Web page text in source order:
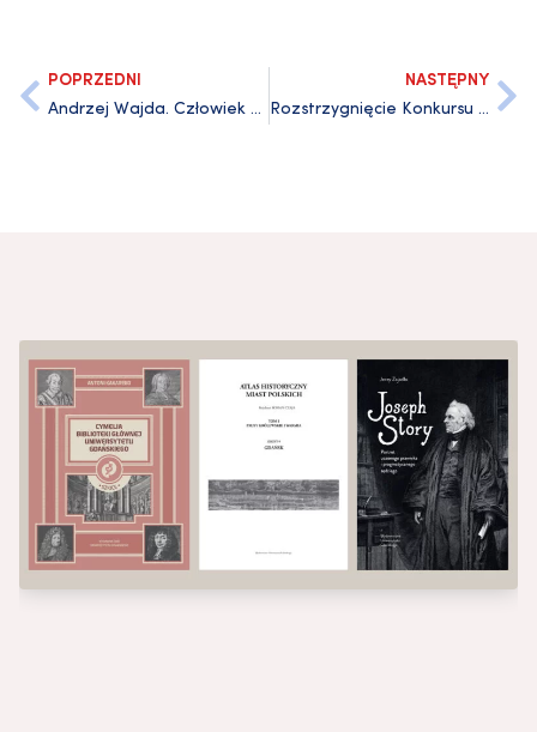
POPRZEDNI
Andrzej Wajda. Człowiek z Gdańska. Katalog wystawy rysunków, akwarel i plakatów Andrzeja Wajdy na Uniwersytecie Gdańskim
NASTĘPNY
Rozstrzygnięcie Konkursu Wydawnictwa Uniwersytetu Gdańskiego 2019